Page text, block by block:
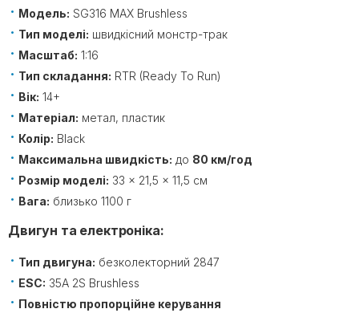
Модель: SG316 MAX Brushless
Тип моделі: швидкісний монстр-трак
Масштаб: 1:16
Тип складання: RTR (Ready To Run)
Вік: 14+
Матеріал: метал, пластик
Колір: Black
Максимальна швидкість: до 80 км/год
Розмір моделі: 33 × 21,5 × 11,5 см
Вага: близько 1100 г
Двигун та електроніка:
Тип двигуна: безколекторний 2847
ESC: 35A 2S Brushless
Повністю пропорційне керування